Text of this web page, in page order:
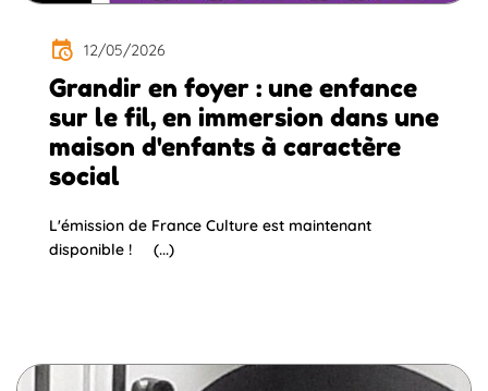
12/05/2026
Grandir en foyer : une enfance
sur le fil, en immersion dans une
maison d'enfants à caractère
social
L'émission de France Culture est maintenant
disponible ! (...)